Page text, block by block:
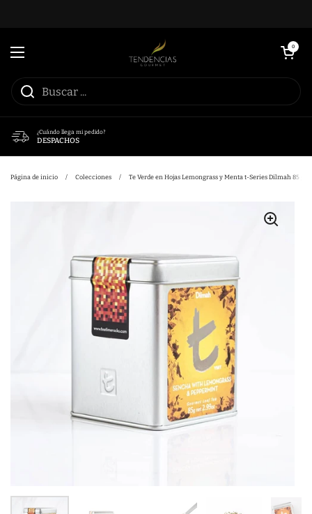
Abrir menú
Abrir carrito
0
¿Cuándo llega mi pedido?
DESPACHOS
Página de inicio / Colecciones / Te Verde en Hojas Lemongrass y Menta t-Series Dilmah 85 grs